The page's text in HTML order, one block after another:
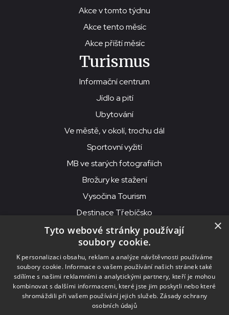
Akce v tomto týdnu
Akce tento měsíc
Akce příští měsíc
Turismus
Informační centrum
Jídlo a pití
Ubytování
Ve městě, v okolí, trochu dál
Sportovní vyžití
MB ve starých fotografiích
Brožury ke stažení
Vysočina Tourism
Destinace Třebíčsko
© 2026MKS Beseda Mor. Budějovice
MKS Beseda, příspěvková organizace, Purcnerova 62, 676 02
Moravské Budějovice
IČO: 00091758, DIČ: CZ00091758, ID datové schránky: chjn2kd
×
Tyto webové stránky používají
soubory cookie.
K personalizaci obsahu, reklam a analýze návštěvnosti používáme
soubory cookie. Informace o vašem používání našich stránek také
sdílíme s našimi reklamními a analytickými partnery, kteří je mohou
kombinovat s dalšími informacemi, které jste jim poskytli nebo které
shromáždili při vašem používání jejich služeb. Zásady ochrany
osobních údajů